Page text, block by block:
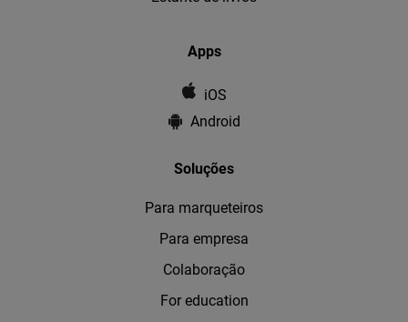
Apps
iOS
Android
Soluções
Para marqueteiros
Para empresa
Colaboração
For education